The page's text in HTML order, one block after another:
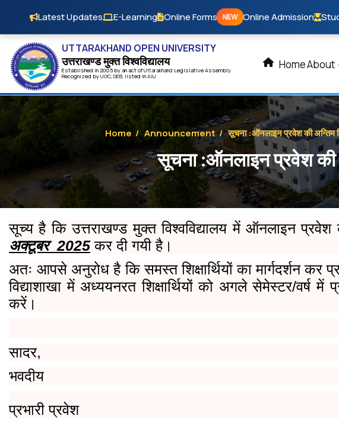
Latest Updates E-Learning Online Forms NEW Online Admission
UTTARAKHAND OPEN UNIVERSITY
उत्तराखण्ड मुक्त विश्‍वविद्यालय
Established in 2005 by an act ofUttarakhand Legislative Assembly
Recognized byUGC, DEB, listed inAIU
HomeAbout
Home / Announcement/ सूचना :ऑनलाइन प्रवेश की अन्तिम
सूचना :ऑनलाइन प्रवेश की
सूच्य है कि उत्तराखण्ड मुक्त विश्वविद्यालय में ऑनलाइन प्रवेश
अक्टूबर 2025कर दी गयी है।
अतः आपसे अनुरोध है कि समस्त शिक्षार्थियों का मार्गदर्शन
विद्याशाखा में अध्‍ययनरत शिक्षार्थियों को अगले सेमेस्टर/
करें।
सादर,
भवदीय
प्रभारी प्रवेश